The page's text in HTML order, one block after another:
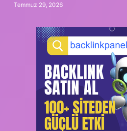
Temmuz 29, 2026